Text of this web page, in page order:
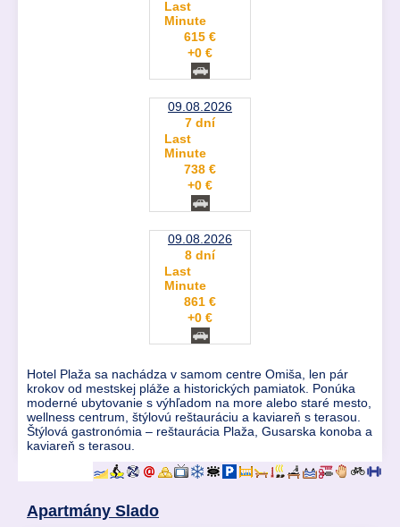
Last
Minute
615 €
+0 €
09.08.2026
7 dní
Last
Minute
738 €
+0 €
09.08.2026
8 dní
Last
Minute
861 €
+0 €
Hotel Plaža sa nachádza v samom centre Omiša, len pár
krokov od mestskej pláže a historických pamiatok. Ponúka
moderné ubytovanie s výhľadom na more alebo staré mesto,
wellness centrum, štýlovú reštauráciu a kaviareň s terasou.
Štýlová gastronómia – reštaurácia Plaža, Gusarska konoba a
kaviareň s terasou.
Apartmány Slado